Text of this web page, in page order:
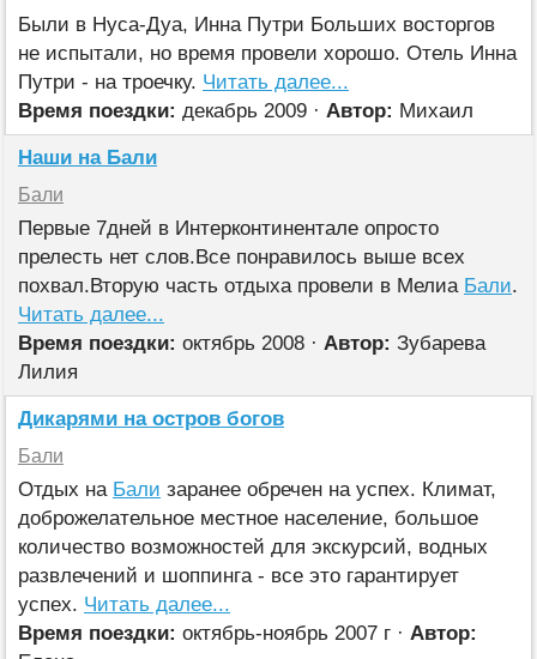
Были в Нуса-Дуа, Инна Путри Больших восторгов
не испытали, но время провели хорошо. Отель Инна
Путри - на троечку. Читать далее...
Время поездки: декабрь 2009 · Автор: Михаил
Наши на Бали
Бали
Первые 7дней в Интерконтинентале опросто
прелесть нет слов.Все понравилось выше всех
похвал.Вторую часть отдыха провели в Мелиа Бали.
Читать далее...
Время поездки: октябрь 2008 · Автор: Зубарева
Лилия
Дикарями на остров богов
Бали
Отдых на Бали заранее обречен на успех. Климат,
доброжелательное местное население, большое
количество возможностей для экскурсий, водных
развлечений и шоппинга - все это гарантирует
успех. Читать далее...
Время поездки: октябрь-ноябрь 2007 г · Автор: